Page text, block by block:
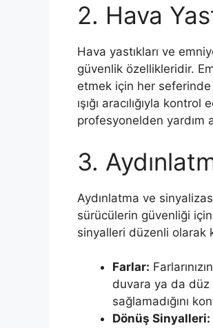
2. Hava
Hava yastıkları ve
güvenlik özellikleridir.
etmek için her seferinde
ışığı aracılığıyla
profesyonelden yardım
3.
Aydınlatma ve
sürücülerin güvenliği
sinyalleri düzenli olarak
Farlar:
duvara ya da düz
sağlamadığını
Dönüş Sinyalleri: